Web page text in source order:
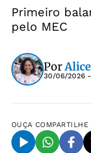
Primeiro
pelo MEC
Por
30/06/2026 -
OUÇA COMPARTILHE